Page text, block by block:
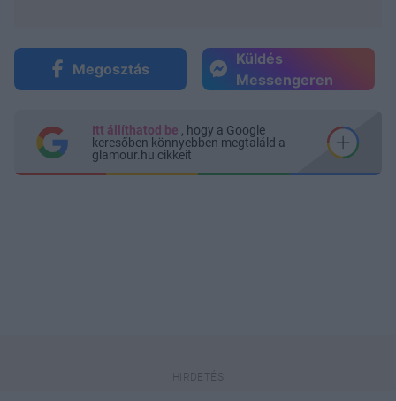
Megosztás
Küldés
Messengeren
Itt állíthatod be , hogy a Google
keresőben könnyebben megtaláld a
glamour.hu cikkeit